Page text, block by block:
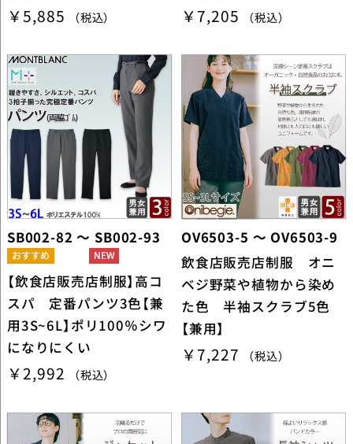
￥5,885 （税込） ￥7,205 （税込）
SB002-82 ～ SB002-93
【飲食店販売店制服】高コ
スパ 定番パンツ3色【兼
用3S~6L】ポリ100％シワ
になりにくい
￥2,992 （税込）
OV6503-5 ～ OV6503-9
飲食店販売店制服 オニ
ベジ野菜や植物から染め
た色 半袖スクラブ5色
【兼用】
￥7,227 （税込）